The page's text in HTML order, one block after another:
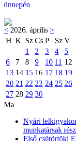
ünnepén
< 2026. április >
H K Sz Cs P Sz V
1
2 3 4
5
6
7 8 9 10 11 12
13 14 15 16 17 18 19
20 21 22 23 24 25 26
27 28 29 30
Ma
Nyári
munkatársak
Első csütörtöki